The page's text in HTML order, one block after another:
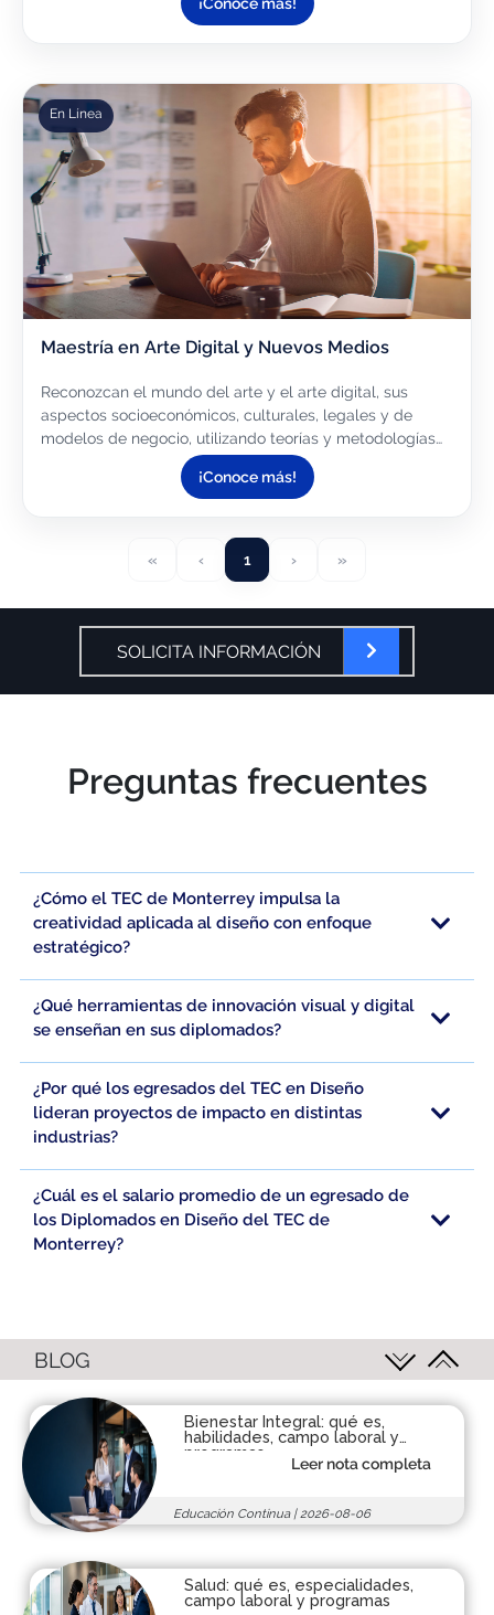
En Línea
Maestría en Arte Digital y Nuevos Medios
Reconozcan el mundo del arte y el arte digital, sus
aspectos socioeconómicos, culturales, legales y de
modelos de negocio, utilizando teorías y metodologías
específicas. Identifiquen oportunidades de innovación
¡Conoce más!
« ‹ 1 › »
SOLICITA INFORMACIÓN
Preguntas frecuentes
¿Cómo el TEC de Monterrey impulsa la
creatividad aplicada al diseño con enfoque
estratégico?
¿Qué herramientas de innovación visual y digital
se enseñan en sus diplomados?
¿Por qué los egresados del TEC en Diseño
lideran proyectos de impacto en distintas
industrias?
¿Cuál es el salario promedio de un egresado de
los Diplomados en Diseño del TEC de
Monterrey?
BLOG
Bienestar Integral: qué es,
habilidades, campo laboral y
programas
Leer nota completa
Educación Continua|2026-08-06
Salud: qué es, especialidades,
campo laboral y programas